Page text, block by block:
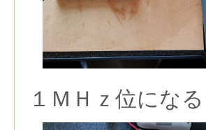
１ＭＨｚ位にな